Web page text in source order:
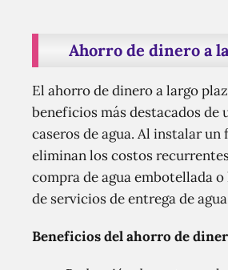
Ahorro de dinero a
El ahorro de dinero a largo
beneficios más destacados
caseros de agua. Al instalar un
eliminan los costos
compra de agua embotellada
de servicios de entrega de
Beneficios del ahorro de